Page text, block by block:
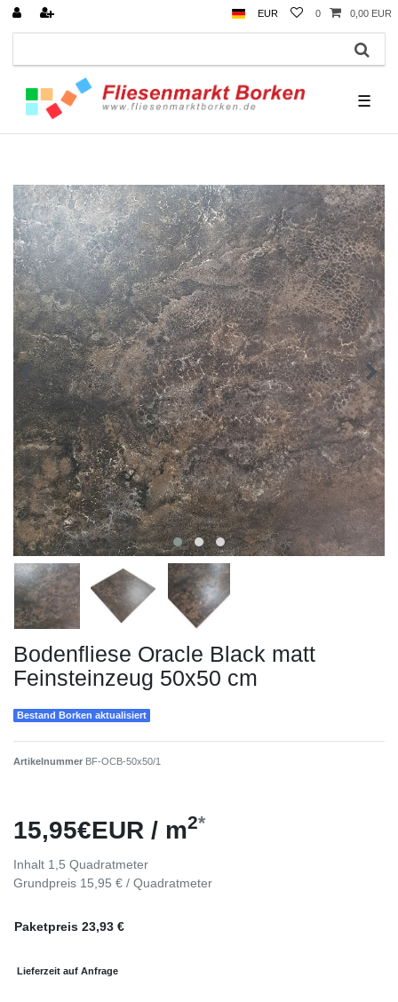
EUR 0 0,00 EUR
☰
Bodenfliese Oracle Black matt
Feinsteinzeug 50x50 cm
Bestand Borken aktualisiert
Artikelnummer BF-OCB-50x50/1
15,95€EUR / m2*
Inhalt 1,5 Quadratmeter
Grundpreis 15,95 € / Quadratmeter
Paketpreis 23,93 €
Lieferzeit auf Anfrage